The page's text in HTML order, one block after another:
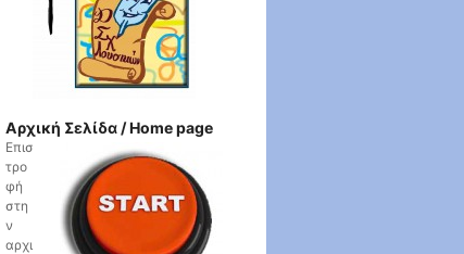
Αρχική Σελίδα / Home page
Επισ
τρο
φή
στη
ν
αρχι